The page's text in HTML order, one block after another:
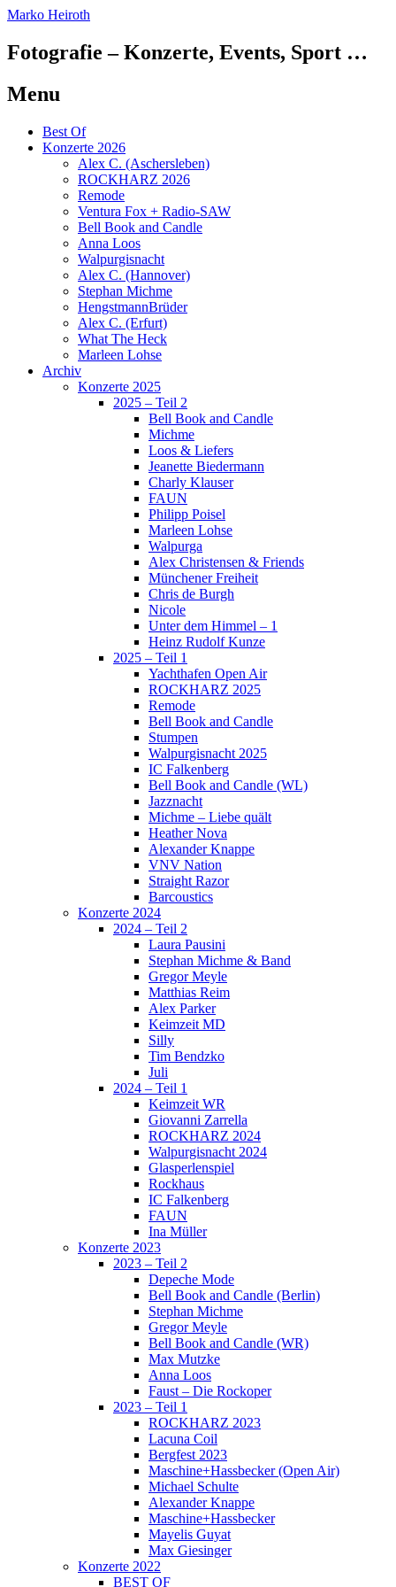
Marko Heiroth
Fotografie – Konzerte, Events, Sport …
Menu
Skip
Best Of
Konzerte 2026
Alex C. (Aschersleben)
ROCKHARZ 2026
Remode
Ventura Fox + Radio-SAW
Bell Book and Candle
Anna Loos
Walpurgisnacht
Alex C. (Hannover)
Stephan Michme
HengstmannBrüder
Alex C. (Erfurt)
What The Heck
Marleen Lohse
Archiv
Konzerte 2025
2025 – Teil 2
Bell Book and Candle
Michme
Loos & Liefers
Jeanette Biedermann
Charly Klauser
FAUN
Philipp Poisel
Marleen Lohse
Walpurga
Alex Christensen & Friends
Münchener Freiheit
Chris de Burgh
Nicole
Unter dem Himmel – 1
Heinz Rudolf Kunze
2025 – Teil 1
Yachthafen Open Air
ROCKHARZ 2025
Remode
Bell Book and Candle
Stumpen
Walpurgisnacht 2025
IC Falkenberg
Bell Book and Candle (WL)
Jazznacht
Michme – Liebe quält
Heather Nova
Alexander Knappe
VNV Nation
Straight Razor
Barcoustics
Konzerte 2024
2024 – Teil 2
Laura Pausini
Stephan Michme & Band
Gregor Meyle
Matthias Reim
Alex Parker
Keimzeit MD
Silly
Tim Bendzko
Juli
2024 – Teil 1
Keimzeit WR
Giovanni Zarrella
ROCKHARZ 2024
Walpurgisnacht 2024
Glasperlenspiel
Rockhaus
IC Falkenberg
FAUN
Ina Müller
Konzerte 2023
2023 – Teil 2
Depeche Mode
Bell Book and Candle (Berlin)
Stephan Michme
Gregor Meyle
Bell Book and Candle (WR)
Max Mutzke
Anna Loos
Faust – Die Rockoper
2023 – Teil 1
ROCKHARZ 2023
Lacuna Coil
Bergfest 2023
Maschine+Hassbecker (Open Air)
Michael Schulte
Alexander Knappe
Maschine+Hassbecker
Mayelis Guyat
Max Giesinger
Konzerte 2022
BEST OF